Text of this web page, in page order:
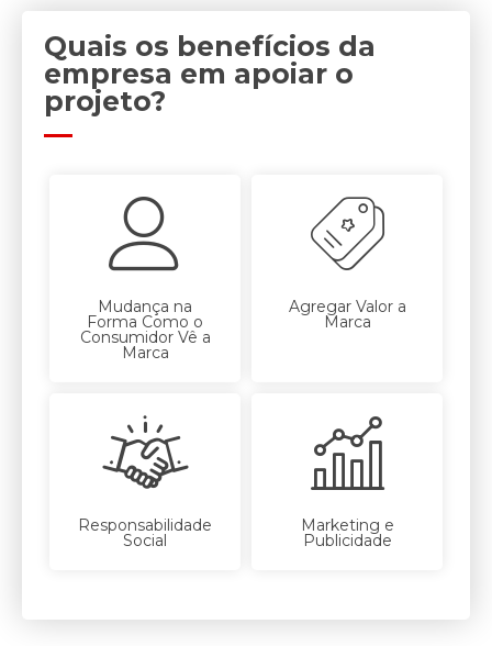
Quais os benefícios da
empresa em apoiar o
projeto?
Mudança na
Forma Como o
Consumidor Vê a
Marca
Agregar Valor a
Marca
Responsabilidade
Social
Marketing e
Publicidade